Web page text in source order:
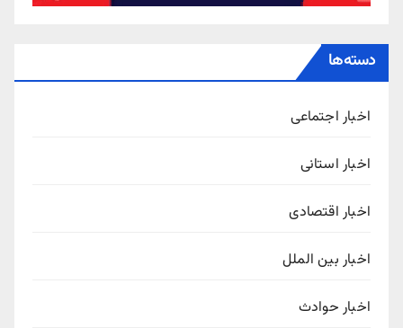
دسته‌ها
اخبار اجتماعی
اخبار استانی
اخبار اقتصادی
اخبار بین الملل
اخبار حوادث